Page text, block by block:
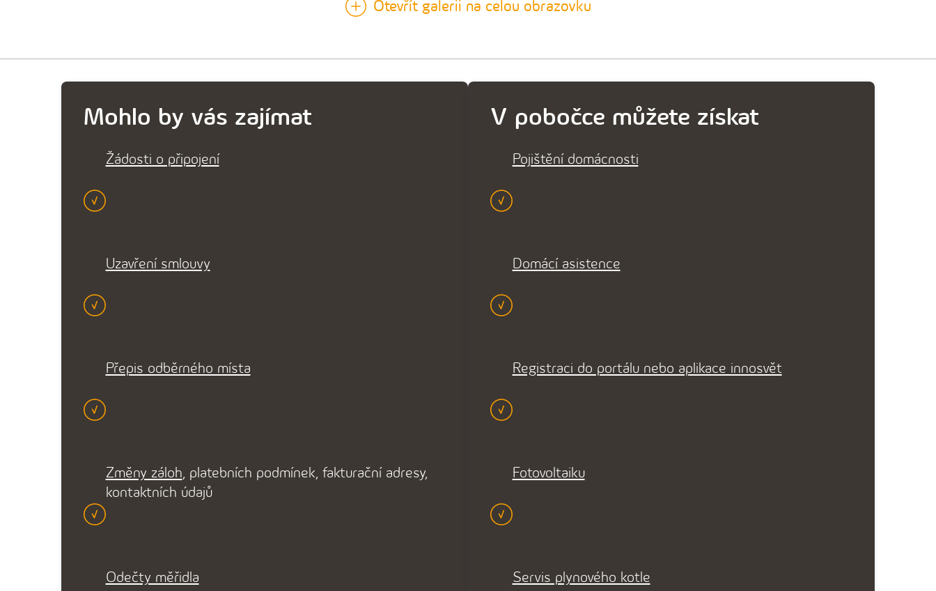
Otevřít galerii na celou obrazovku
Mohlo by vás zajímat
Žádosti o připojení
Uzavření smlouvy
Přepis odběrného místa
Změny záloh, platebních podmínek, fakturační adresy,
kontaktních údajů
Odečty měřidla
V pobočce můžete získat
Pojištění domácnosti
Domácí asistence
Registraci do portálu nebo aplikace innosvět
Fotovoltaiku
Servis plynového kotle